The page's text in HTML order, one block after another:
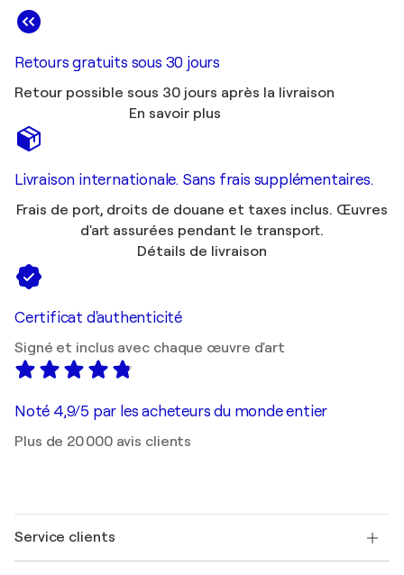
Retours gratuits sous 30 jours
Retour possible sous 30 jours après la livraison
En savoir plus
Livraison internationale. Sans frais supplémentaires.
Frais de port, droits de douane et taxes inclus. Œuvres
d'art assurées pendant le transport.
Détails de livraison
Certificat d'authenticité
Signé et inclus avec chaque œuvre d'art
Noté 4,9/5 par les acheteurs du monde entier
Plus de 20 000 avis clients
Service clients